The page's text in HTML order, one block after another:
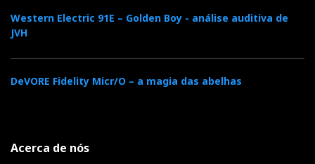
dos muitos episódios cómicos da minha vida
audiófila. Os anéis de espuma das CM1 são cilindros
ocos e agarram-se como lapas às paredes do pórtico:
once in place they stay in place…
A RFI ANDA POR AÍ
Western Electric 91E – Golden Boy - análise auditiva de
JVH
DeVORE Fidelity Micr/O – a magia das abelhas
Acerca de nós